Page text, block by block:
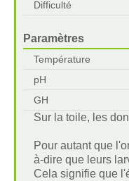
Difficulté
Paramètres
Température
pH
GH
Sur la toile, les
Pour autant que
à-dire que leurs
Cela signifie que